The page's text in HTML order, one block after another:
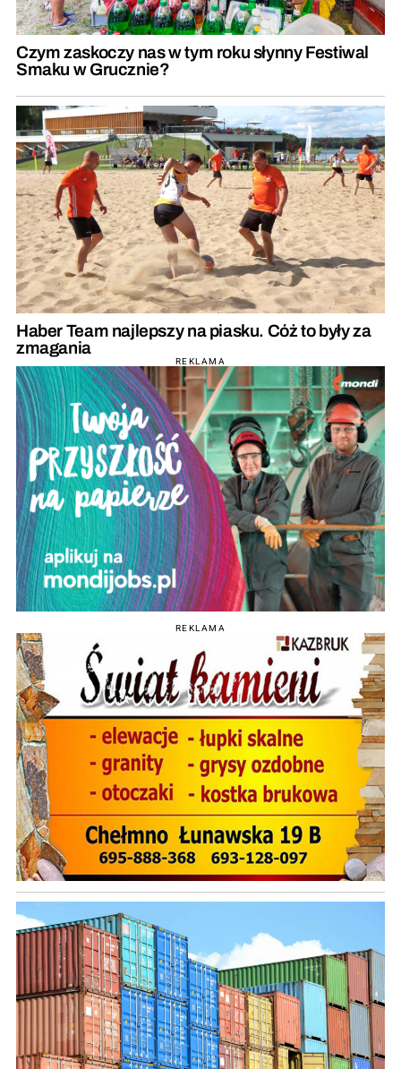
Czym zaskoczy nas w tym roku słynny Festiwal
Smaku w Grucznie?
Haber Team najlepszy na piasku. Cóż to były za
zmagania
REKLAMA
REKLAMA